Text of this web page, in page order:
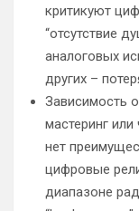
критикуют
“отсутствие
аналоговых
других –
Зависимость
мастеринг
нет
цифровые
диапазоне